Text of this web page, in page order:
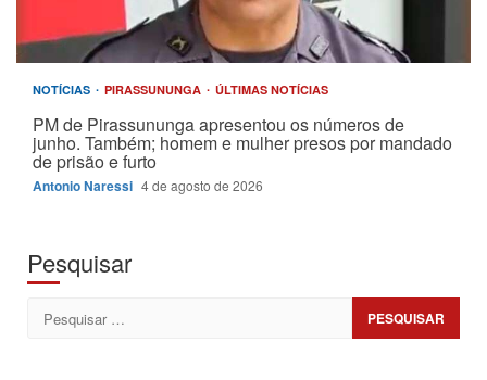
NOTÍCIAS PIRASSUNUNGA ÚLTIMAS NOTÍCIAS
PM de Pirassununga apresentou os números de
junho. Também; homem e mulher presos por mandado
de prisão e furto
Antonio Naressi 4 de agosto de 2026
Pesquisar
Pesquisar